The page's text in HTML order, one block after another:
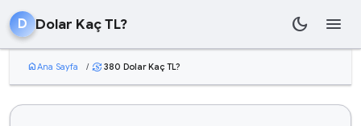
D Dolar Kaç TL? dark_mode menu
homeAna Sayfa / currency_exchange 380 Dolar Kaç TL?